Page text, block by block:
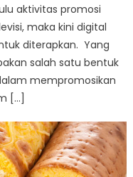
aktivitas promosi
maka kini digital
diterapkan. Yang
salah satu bentuk
mempromosikan
[…]